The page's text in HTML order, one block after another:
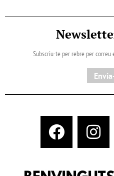
Subscriu-te per rebre per